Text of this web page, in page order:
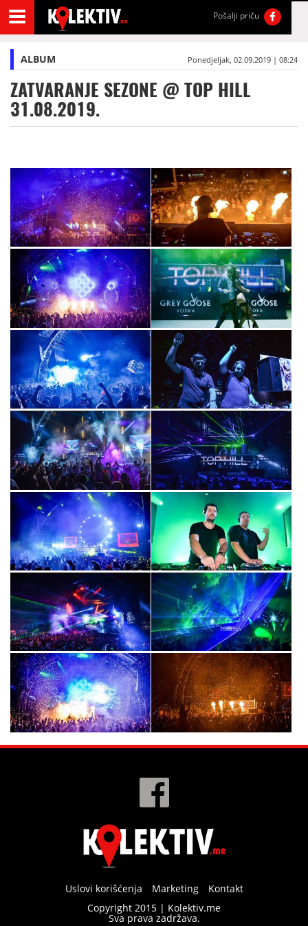
Pošalji priču
ALBUM Ponedjeljak, 02.09.2019 | 08:24
ZATVARANJE SEZONE @ TOP HILL
31.08.2019.
Uslovi korišćenja Marketing
Kontakt
Copyright 2015 | Kolektiv.me
Sva prava zadržava.